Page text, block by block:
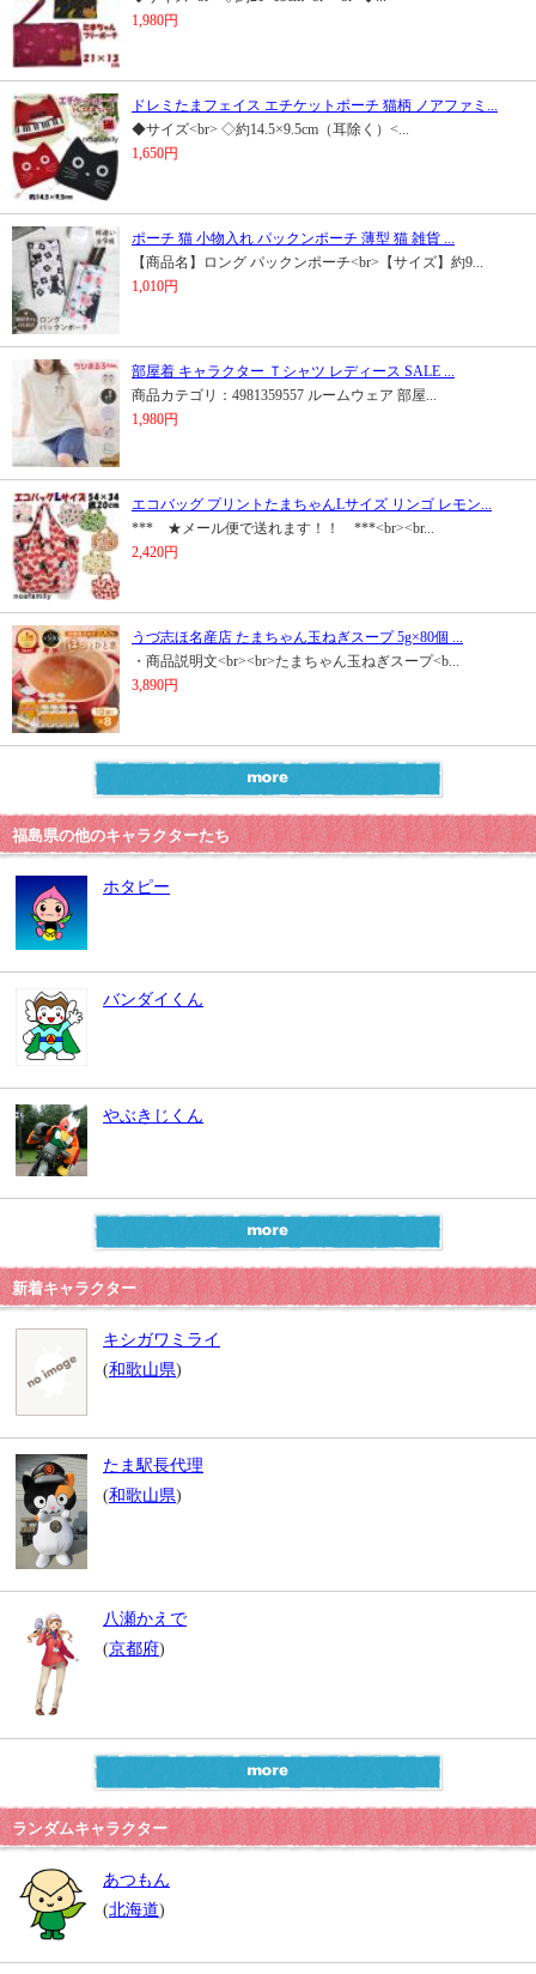
1,980円
ドレミたまフェイス エチケットポーチ 猫柄 ノアファミ...
◆サイズ<br> ◇約14.5×9.5cm（耳除く）<...
1,650円
ポーチ 猫 小物入れ パックンポーチ 薄型 猫 雑貨 ...
【商品名】ロング パックンポーチ<br>【サイズ】約9...
1,010円
部屋着 キャラクター Ｔシャツ レディース SALE ...
商品カテゴリ：4981359557 ルームウェア 部屋...
1,980円
エコバッグ プリントたまちゃんLサイズ リンゴ レモン...
*** ★メール便で送れます！！ ***<br><br...
2,420円
うづ志ほ名産店 たまちゃん玉ねぎスープ 5g×80個 ...
・商品説明文<br><br>たまちゃん玉ねぎスープ<b...
3,890円
福島県の他のキャラクターたち
ホタピー
バンダイくん
やぶきじくん
新着キャラクター
キシガワミライ
(和歌山県)
たま駅長代理
(和歌山県)
八瀬かえで
(京都府)
ランダムキャラクター
あつもん
(北海道)